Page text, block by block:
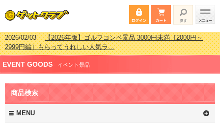
2026/02/03【2026年版】ゴルフコンペ景品 3000円未満［2000円～
2999円編］もらってうれしい人気ラ…
2026/07/15【2026年版】ビンゴゲーム景品おすすめ金額別人気ランキ
ング 更新しました！
2026/04/03【2026年版】ゴルフコンペ景品 3000円未満［2000円～
2999円編］もらってうれしい人気ラ…
2026/02/16
新しました！
EVENT GOODS イベント景品
商品検索
MENU